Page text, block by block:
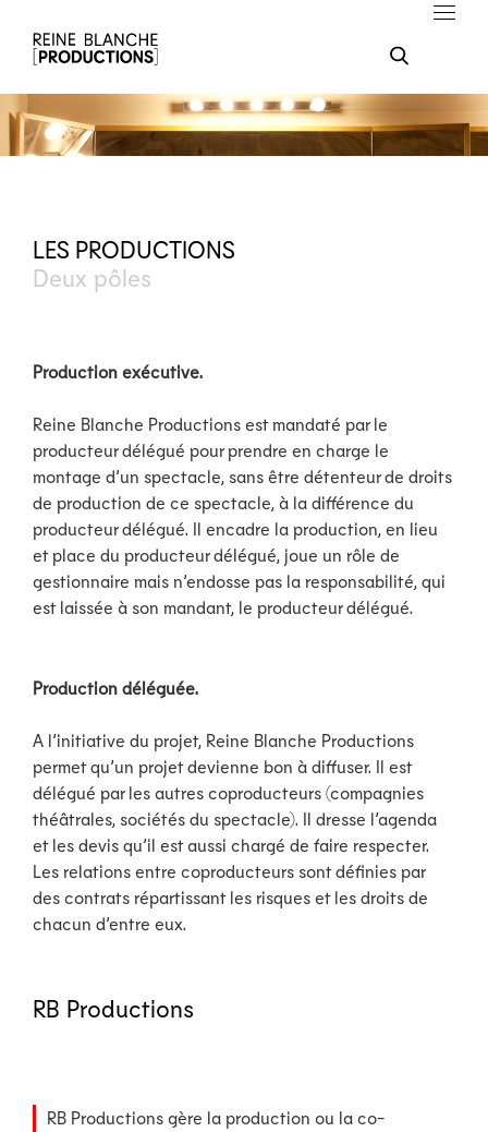
LES PRODUCTIONS
Deux pôles
Production exécutive.
Reine Blanche Productions est mandaté par le
producteur délégué pour prendre en charge le
montage d’un spectacle, sans être détenteur de droits
de production de ce spectacle, à la différence du
producteur délégué. Il encadre la production, en lieu
et place du producteur délégué, joue un rôle de
gestionnaire mais n’endosse pas la responsabilité, qui
est laissée à son mandant, le producteur délégué.
Production déléguée.
A l’initiative du projet, Reine Blanche Productions
permet qu’un projet devienne bon à diffuser. Il est
délégué par les autres coproducteurs (compagnies
théâtrales, sociétés du spectacle). Il dresse l’agenda
et les devis qu’il est aussi chargé de faire respecter.
Les relations entre coproducteurs sont définies par
des contrats répartissant les risques et les droits de
chacun d’entre eux.
RB Productions
RB Productions gère la production ou la co-